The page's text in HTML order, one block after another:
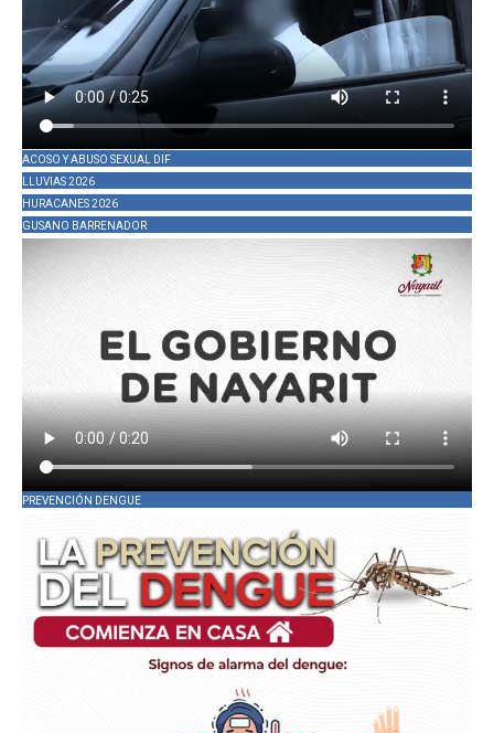
ACOSO Y ABUSO SEXUAL DIF
LLUVIAS 2026
HURACANES 2026
GUSANO BARRENADOR
PREVENCIÓN DENGUE